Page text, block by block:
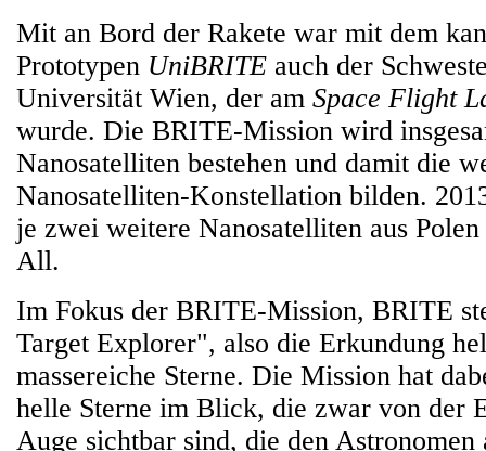
Mit an Bord der Rakete war mit dem
Prototypen UniBRITE auch der
Universität Wien, der am Space Flight
wurde. Die BRITE-Mission wird
Nanosatelliten bestehen und damit die
Nanosatelliten-Konstellation bilden.
je zwei weitere Nanosatelliten aus
All.
Im Fokus der BRITE-Mission, BRITE
Target Explorer", also die Erkundung
massereiche Sterne. Die Mission hat
helle Sterne im Blick, die zwar von der
Auge sichtbar sind, die den Astronomen